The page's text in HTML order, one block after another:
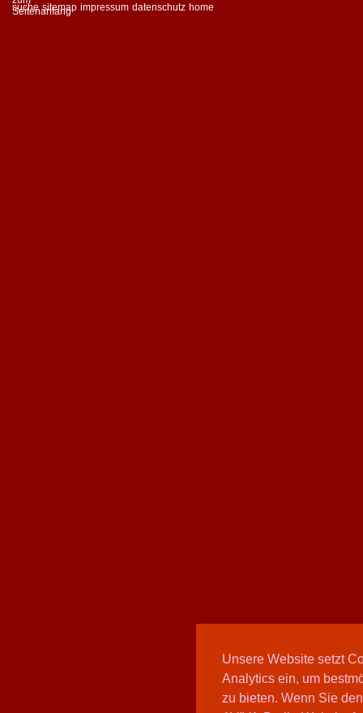
Unsere Website setzt
Analytics ein, um
zu bieten. Wenn Sie
suche sitemap impressum datenschutz home